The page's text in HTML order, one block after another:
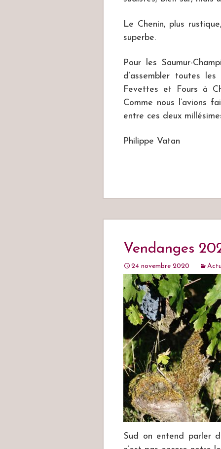
Le Chenin, plus
superbe.
Pour les Saumur-
d’assembler toutes
Fevettes et Fours à
Comme nous l’avions
entre ces deux
Philippe Vatan
Vendanges
24 novembre 2020
Sud on entend parler